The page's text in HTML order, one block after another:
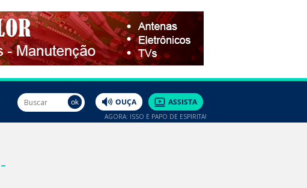
AGORA: ISSO É PAPO DE ESPÍRITA!